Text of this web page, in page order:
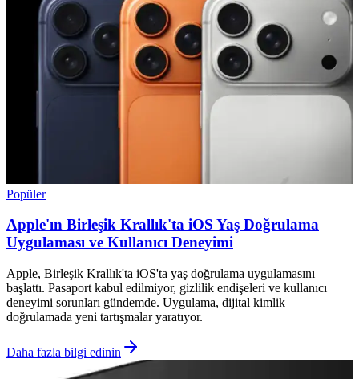
Popüler
Apple'ın Birleşik Krallık'ta iOS Yaş Doğrulama
Uygulaması ve Kullanıcı Deneyimi
Apple, Birleşik Krallık'ta iOS'ta yaş doğrulama uygulamasını
başlattı. Pasaport kabul edilmiyor, gizlilik endişeleri ve kullanıcı
deneyimi sorunları gündemde. Uygulama, dijital kimlik
doğrulamada yeni tartışmalar yaratıyor.
Daha fazla bilgi edinin